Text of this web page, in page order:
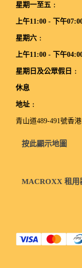
星期一至五﹕
上午11:00 - 下午
星期六﹕
上午11:00 - 下午
星期日及公眾假日﹕
休息
地址﹕
青山道489-491號香
按此顯示地圖
MACROXX 租用